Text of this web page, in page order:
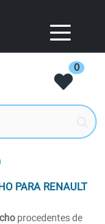
0
PARA RENAULT
procedentes de